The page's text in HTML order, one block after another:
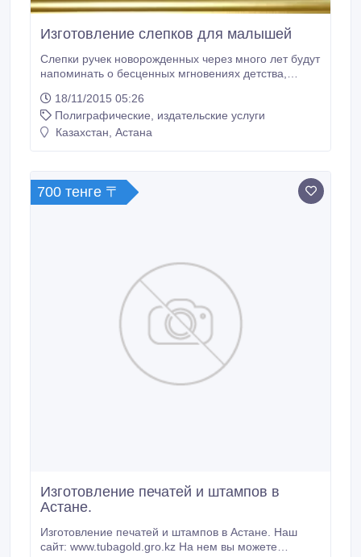
Изготовление слепков для малышей
Слепки ручек новорожденных через много лет будут
напоминать о бесценных мгновениях детства,
любящими родителями. Слепки ручек и ножек –
добрый красивый подарок, бабушкам и дедушкам..
18/11/2015 05:26
Полиграфические, издательские услуги
Казахстан, Астана
700 тенге 〒
Изготовление печатей и штампов в
Астане.
Изготовление печатей и штампов в Астане. Наш
сайт: www.tubagold.gro.kz На нем вы можете